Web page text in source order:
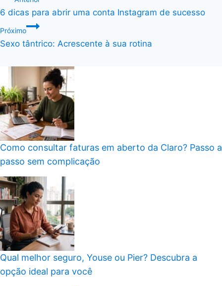
de
Post
6 dicas para abrir uma conta Instagram de sucesso
Próximo
Sexo tântrico: Acrescente à sua rotina
Como consultar faturas em aberto da Claro? Passo a
passo sem complicação
Qual melhor seguro, Youse ou Pier? Descubra a
opção ideal para você